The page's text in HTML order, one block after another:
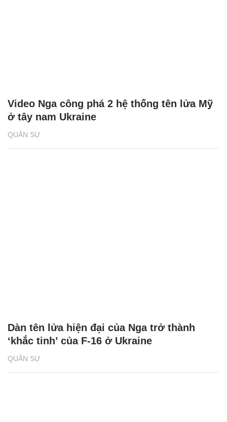
QUÂN SỰ
Video Nga công phá 2 hệ thống tên lửa Mỹ
ở tây nam Ukraine
QUÂN SỰ
Dàn tên lửa hiện đại của Nga trở thành
‘khắc tinh’ của F-16 ở Ukraine